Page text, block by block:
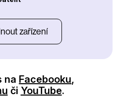
zařízení
na Facebooku,
či YouTube.